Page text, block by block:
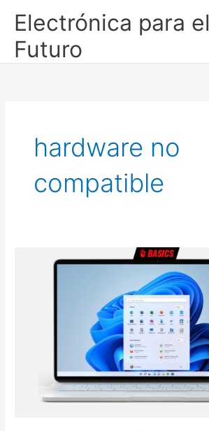
Electrónica para el
Futuro
hardware no
compatible
compatible